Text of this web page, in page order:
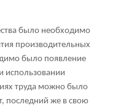
было необходимо
производительных
было появление
использовании
труда можно было
последний же в свою